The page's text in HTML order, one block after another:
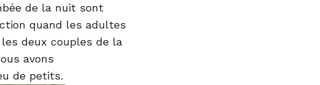
de la nuit sont
quand les adultes
deux couples de la
avons
de petits.